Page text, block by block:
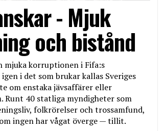
- Mjuk
och bistånd
mjuka korruptionen i Fifa:s
i det som brukar kallas Sveriges
om enstaka jävsaffärer eller
Runt 40 statliga myndigheter som
folkrörelser och trossamfund,
ingen har vågat överge — tillit.